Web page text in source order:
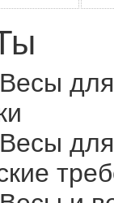
Весы
Весы